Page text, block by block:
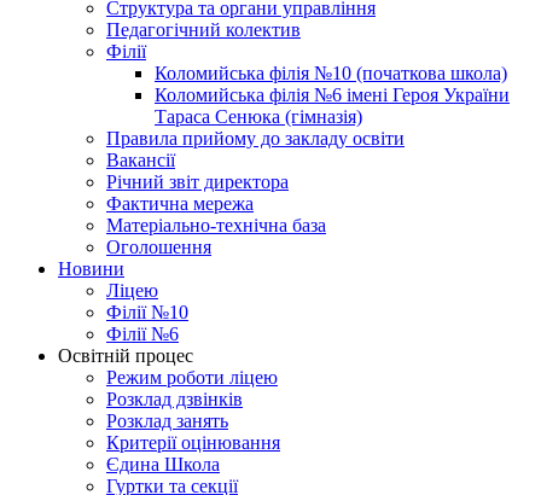
Структура та органи управління
Педагогічний колектив
Філії
Коломийська філія №10 (початкова школа)
Коломийська філія №6 імені Героя України
Тараса Сенюка (гімназія)
Правила прийому до закладу освіти
Вакансії
Річний звіт директора
Фактична мережа
Матеріально-технічна база
Оголошення
Новини
Ліцею
Філії №10
Філії №6
Освітній процес
Режим роботи ліцею
Розклад дзвінків
Розклад занять
Критерії оцінювання
Єдина Школа
Гуртки та секції